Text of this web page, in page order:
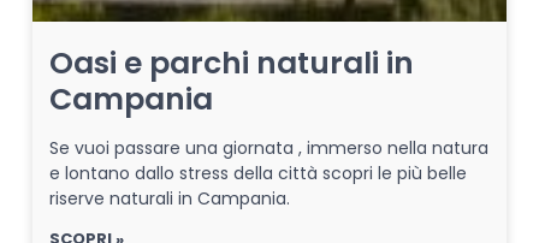
Oasi e parchi naturali in
Campania
Se vuoi passare una giornata , immerso nella natura
e lontano dallo stress della città scopri le più belle
riserve naturali in Campania.